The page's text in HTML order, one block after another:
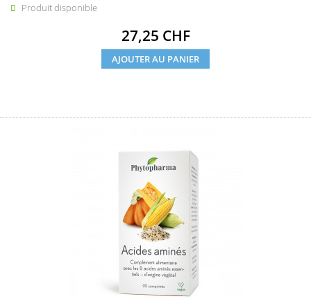
 Produit disponible
Prix
27,25 CHF
AJOUTER AU PANIER